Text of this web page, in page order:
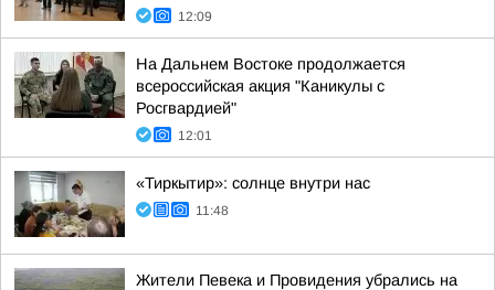
12:09
На Дальнем Востоке продолжается
всероссийская акция "Каникулы с
Росгвардией"
12:01
«Тиркытир»: солнце внутри нас
11:48
Жители Певека и Провидения убрались на